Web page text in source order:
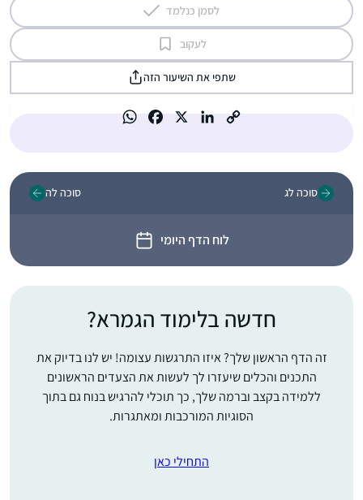
לסמן כנלמד
לעקוב
שתפי את השיעור הזה
סוכה לג
לוח הדף היומי
סוכה לה
חדשה בלימוד הגמרא?
זה הדף הראשון שלך? איזו התרגשות עצומה! יש לנו בדיוק את
התכנים והכלים שיעזרו לך לעשות את הצעדים הראשונים
ללמידה בקצב וברמה שלך, כך תוכלי להרגיש בנוח גם בתוך
הסוגיות המורכבות ומאתגרות.
התחילי כאן